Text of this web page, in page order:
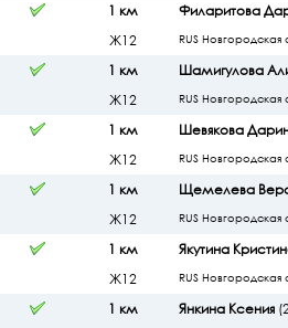
1 км
Ж12
Филаритова
RUS
1 км
Ж12
Шамигулова
RUS Новгородская
1 км
Ж12
Шевякова
RUS
1 км
Ж12
Щемелева
RUS Новгородская
1 км
Ж12
Якутина
RUS Новгородская
1 км
Янкина Ксения